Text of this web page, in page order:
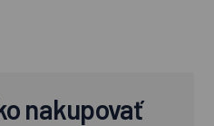
nakupovať